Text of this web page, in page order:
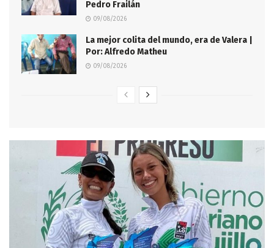
Pedro Frailán
09/08/2026
La mejor colita del mundo, era de Valera |
Por: Alfredo Matheu
09/08/2026